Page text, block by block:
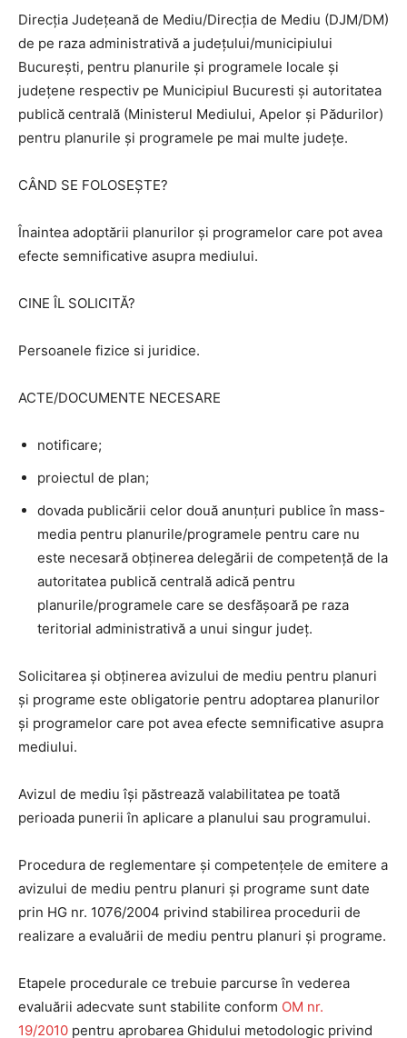
Direcția Județeană de Mediu/Direcția de Mediu (DJM/DM)
de pe raza administrativă a județului/municipiului
București, pentru planurile şi programele locale şi
judeţene respectiv pe Municipiul Bucuresti şi autoritatea
publică centrală (Ministerul Mediului, Apelor și Pădurilor)
pentru planurile şi programele pe mai multe județe.
CÂND SE FOLOSEȘTE?
Înaintea adoptării planurilor şi programelor care pot avea
efecte semnificative asupra mediului.
CINE ÎL SOLICITĂ?
Persoanele fizice si juridice.
ACTE/DOCUMENTE NECESARE
notificare;
proiectul de plan;
dovada publicării celor două anunţuri publice în mass-
media pentru planurile/programele pentru care nu
este necesară obţinerea delegării de competenţă de la
autoritatea publică centrală adică pentru
planurile/programele care se desfăşoară pe raza
teritorial administrativă a unui singur judeţ.
Solicitarea şi obţinerea avizului de mediu pentru planuri
şi programe este obligatorie pentru adoptarea planurilor
şi programelor care pot avea efecte semnificative asupra
mediului.
Avizul de mediu îşi păstrează valabilitatea pe toată
perioada punerii în aplicare a planului sau programului.
Procedura de reglementare şi competenţele de emitere a
avizului de mediu pentru planuri şi programe sunt date
prin HG nr. 1076/2004 privind stabilirea procedurii de
realizare a evaluării de mediu pentru planuri şi programe.
Etapele procedurale ce trebuie parcurse în vederea
evaluării adecvate sunt stabilite conform OM nr.
19/2010 pentru aprobarea Ghidului metodologic privind